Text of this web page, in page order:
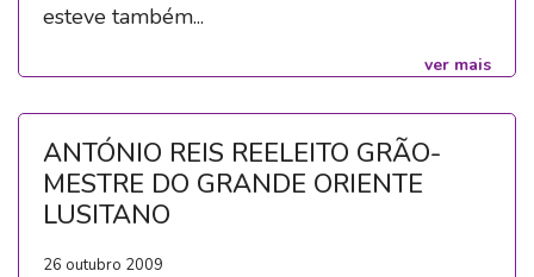
esteve também...
ver mais
ANTÓNIO REIS REELEITO GRÃO-
MESTRE DO GRANDE ORIENTE
LUSITANO
26 outubro 2009